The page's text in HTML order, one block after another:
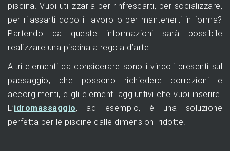
piscina. Vuoi utilizzarla per rinfrescarti, per socializzare,
per rilassarti dopo il lavoro o per mantenerti in forma?
Partendo da queste informazioni sarà possibile
realizzare una piscina a regola d’arte.
Altri elementi da considerare sono i vincoli presenti sul
paesaggio, che possono richiedere correzioni e
accorgimenti, e gli elementi aggiuntivi che vuoi inserire.
L’idromassaggio, ad esempio, è una soluzione
perfetta per le piscine dalle dimensioni ridotte.